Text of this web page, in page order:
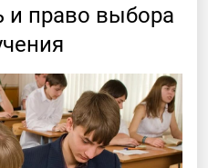
и право выбора